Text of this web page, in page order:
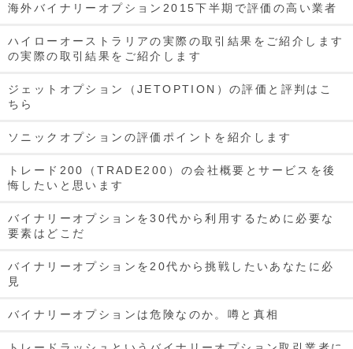
海外バイナリーオプション2015下半期で評価の高い業者
ハイローオーストラリアの実際の取引結果をご紹介します
の実際の取引結果をご紹介します
ジェットオプション（JETOPTION）の評価と評判はこ
ちら
ソニックオプションの評価ポイントを紹介します
トレード200（TRADE200）の会社概要とサービスを後
悔したいと思います
バイナリーオプションを30代から利用するために必要な
要素はどこだ
バイナリーオプションを20代から挑戦したいあなたに必
見
バイナリーオプションは危険なのか。噂と真相